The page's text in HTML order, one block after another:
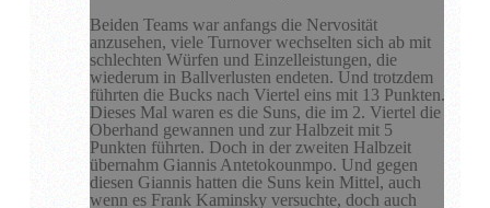
Beiden Teams war anfangs die Nervosität
anzusehen, viele Turnover wechselten sich ab mit
schlechten Würfen und Einzelleistungen, die
wiederum in Ballverlusten endeten. Und trotzdem
führten die Bucks nach Viertel eins mit 13 Punkten.
Dieses Mal waren es die Suns, die im 2. Viertel die
Oberhand gewannen und zur Halbzeit mit 5
Punkten führten. Doch in der zweiten Halbzeit
übernahm Giannis Antetokounmpo. Und gegen
diesen Giannis hatten die Suns kein Mittel, auch
wenn es Frank Kaminsky versuchte, doch auch